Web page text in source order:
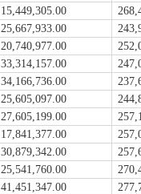
15,449,305.00
25,667,933.00
20,740,977.00
33,314,157.00
34,166,736.00
25,605,097.00
27,605,199.00
17,841,377.00
30,879,342.00
25,541,760.00
41,451,347.00